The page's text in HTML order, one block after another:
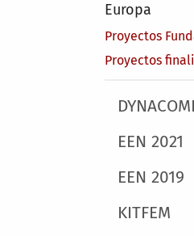
Europa
Proyectos
Proyectos
Main menu
EEN 2021
EEN 2019
KITFEM